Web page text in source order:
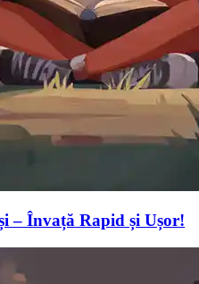
– Învață Rapid și Ușor!